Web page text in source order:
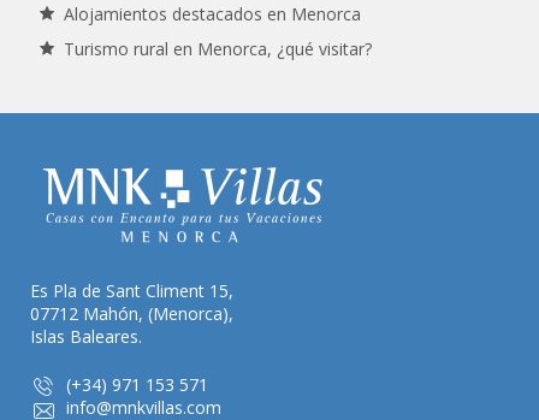
Alojamientos destacados en Menorca
Turismo rural en Menorca, ¿qué visitar?
Es Pla de Sant Climent 15,
07712 Mahón, (Menorca),
Islas Baleares.
(+34) 971 153 571
info@mnkvillas.com